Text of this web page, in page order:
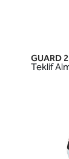
GUARD
Teklif